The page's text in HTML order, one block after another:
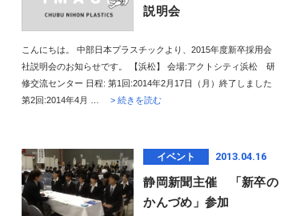
説明会
こんにちは。 中部日本プラスチックより、2015年度新卒採用会
社説明会のお知らせです。 【浜松】 会場:アクトシティ浜松 研
修交流センター 日程: 第1回:2014年2月17日（月）終了しました
第2回:2014年4月 …
> 続きを読む
イベント 2013.04.16
静岡新聞主催 「新卒の
かんづめ」参加